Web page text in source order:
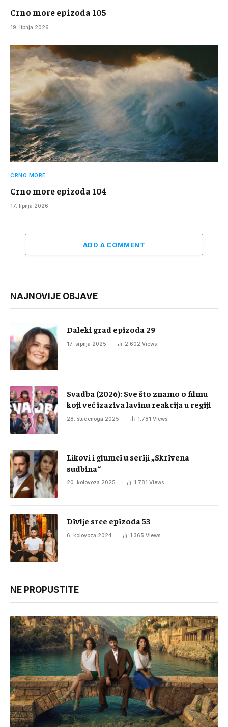
Crno more epizoda 105
19. lipnja 2026.
CRNO MORE
Crno more epizoda 104
17. lipnja 2026.
ADD A COMMENT
NAJNOVIJE OBJAVE
Daleki grad epizoda 29
17. srpnja 2025. 2.602 Views
Svadba (2026): Sve što znamo o filmu
koji već izaziva lavinu reakcija u regiji
28. studenoga 2025. 1.781 Views
Likovi i glumci u seriji „Skrivena
sudbina“
20. kolovoza 2025. 1.781 Views
Divlje srce epizoda 53
6. kolovoza 2024. 1.365 Views
NE PROPUSTITE